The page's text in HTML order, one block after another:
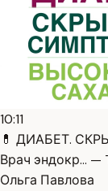
10:11
💊 ДИАБЕТ.
Врач эндокр… —
Ольга Павлова